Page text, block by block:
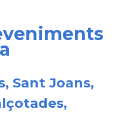
Sant Joans,